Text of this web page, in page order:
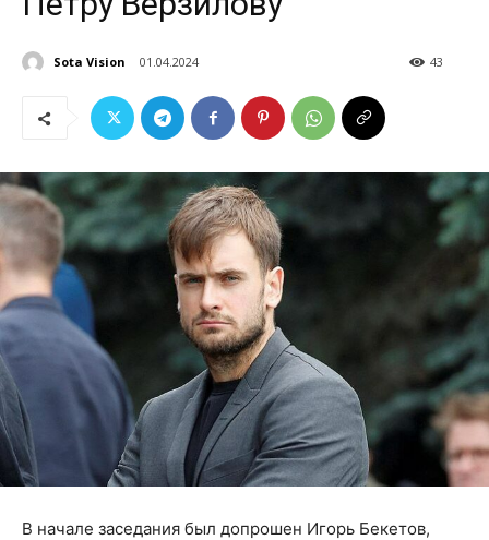
Sota Vision 01.04.2024 43
В начале заседания был допрошен Игорь Бекетов,